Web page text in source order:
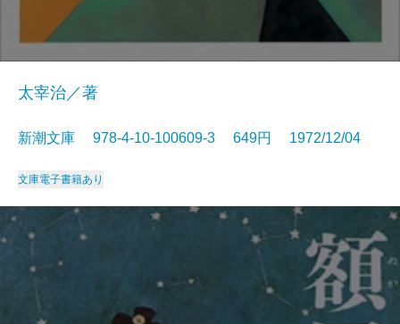
太宰治／著
新潮文庫 978-4-10-100609-3 649円 1972/12/04
文庫電子書籍あり